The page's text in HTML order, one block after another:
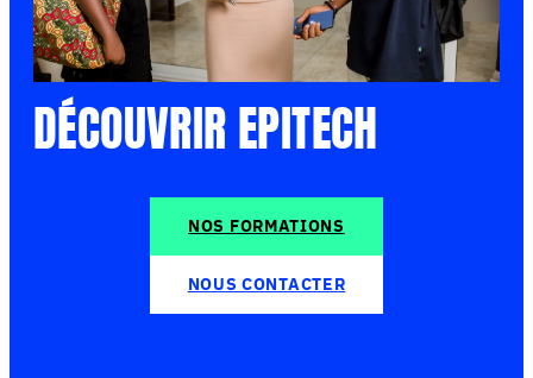
DÉCOUVRIR EPITECH
NOS FORMATIONS
NOUS CONTACTER